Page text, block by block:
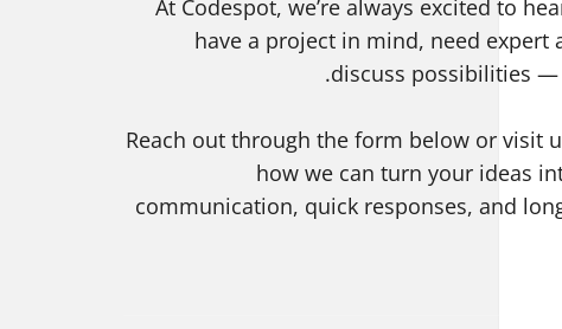
At Codespot, we’re always excited to
have a project in mind, need expert
discuss possibilities —
Reach out through the form below or visit
how we can turn your ideas
communication, quick responses, and